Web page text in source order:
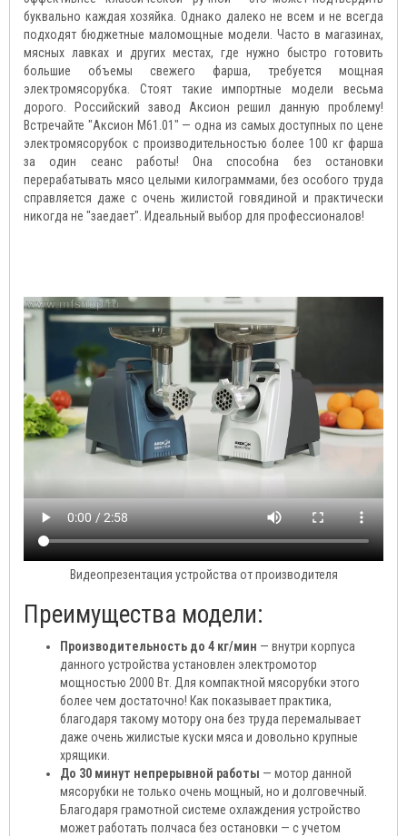
буквально каждая хозяйка. Однако далеко не всем и не всегда
подходят бюджетные маломощные модели. Часто в магазинах,
мясных лавках и других местах, где нужно быстро готовить
большие объемы свежего фарша, требуется мощная
электромясорубка. Стоят такие импортные модели весьма
дорого. Российский завод Аксион решил данную проблему!
Встречайте "Аксион М61.01" — одна из самых доступных по цене
электромясорубок с производительностью более 100 кг фарша
за один сеанс работы! Она способна без остановки
перерабатывать мясо целыми килограммами, без особого труда
справляется даже с очень жилистой говядиной и практически
никогда не "заедает". Идеальный выбор для профессионалов!
Видеопрезентация устройства от производителя
Преимущества модели:
Производительность до 4 кг/мин — внутри корпуса
данного устройства установлен электромотор
мощностью 2000 Вт. Для компактной мясорубки этого
более чем достаточно! Как показывает практика,
благодаря такому мотору она без труда перемалывает
даже очень жилистые куски мяса и довольно крупные
хрящики.
До 30 минут непрерывной работы — мотор данной
мясорубки не только очень мощный, но и долговечный.
Благодаря грамотной системе охлаждения устройство
может работать полчаса без остановки — с учетом